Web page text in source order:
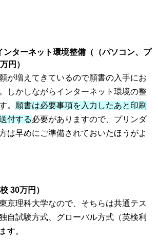
ンターネット環境整備（（パソコン、プ
円）
が増えてきているので願書の入手にお
しかしながらインターネット環境の整
。 願書は必要事項を入力したあと印刷
付する必要がありますので、プリンダ
は早めにご準備されておいたほうがよ
30万円）
京理科大学なので、そちらは共通テス
自試験方式、グローバル方式（英検利
す。